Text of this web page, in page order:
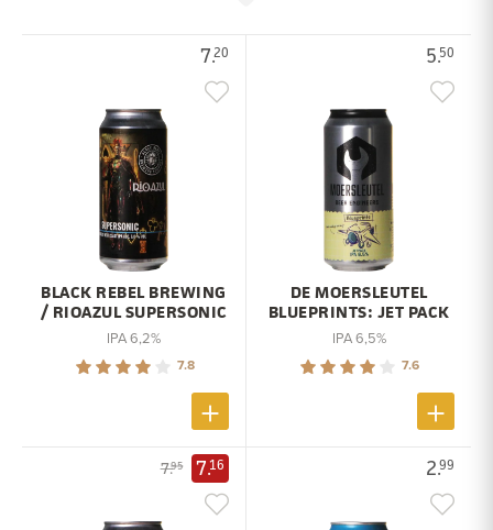
7.20
BLACK REBEL BREWING
/ RIOAZUL SUPERSONIC
IPA 6,2%
7.8
5.50
DE MOERSLEUTEL
BLUEPRINTS: JET PACK
IPA 6,5%
7.6
7.95 7.16 2.99